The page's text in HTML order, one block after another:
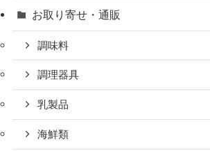
お取り寄せ・通販
調味料
調理器具
乳製品
海鮮類